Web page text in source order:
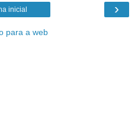
›
inicial
para a web